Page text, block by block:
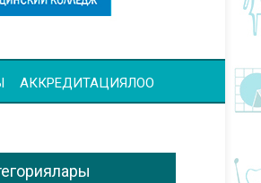
АККРЕДИТАЦИЯЛОО